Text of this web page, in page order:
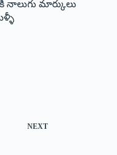
నాలుగు మార్కులు
NEXT